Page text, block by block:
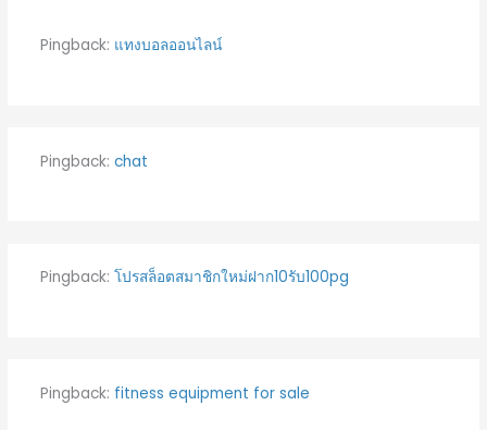
Pingback: แทงบอลออนไลน์
Pingback: chat
Pingback: โปรสล็อตสมาชิกใหม่ฝาก10รับ100pg
Pingback: fitness equipment for sale